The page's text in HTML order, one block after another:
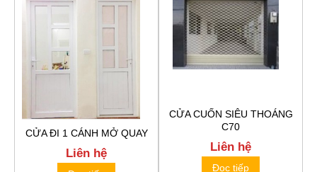
CỬA ĐI 1 CÁNH MỞ QUAY
Liên hệ
CỬA CUỐN SIÊU THOÁNG
C70
Liên hệ
Đọc tiếp